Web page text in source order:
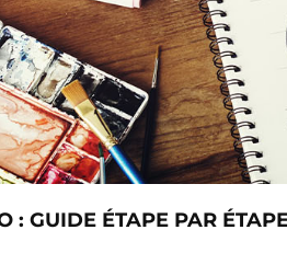
: GUIDE ÉTAPE PAR